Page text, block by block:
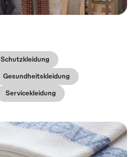
Schutzkleidung
Gesundheitskleidung
Servicekleidung